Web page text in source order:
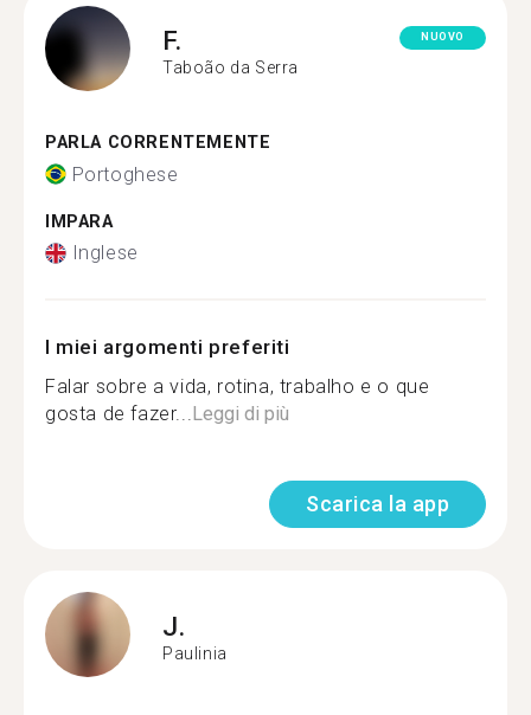
F.
Taboão da Serra
NUOVO
PARLA CORRENTEMENTE
Portoghese
IMPARA
Inglese
I miei argomenti preferiti
Falar sobre a vida, rotina, trabalho e o que
gosta de fazer...Leggi di più
Scarica la app
J.
Paulinia